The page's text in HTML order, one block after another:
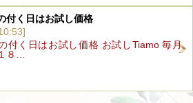
付く日はお試し価格
付く日はお試し価格 お試しTiamo 毎月
８…